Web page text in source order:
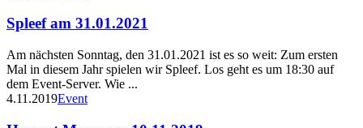
Spleef am 31.01.2021
Am nächsten Sonntag, den 31.01.2021 ist es so weit: Zum ersten
Mal in diesem Jahr spielen wir Spleef. Los geht es um 18:30 auf
dem Event-Server. Wie ...
4.11.2019Event